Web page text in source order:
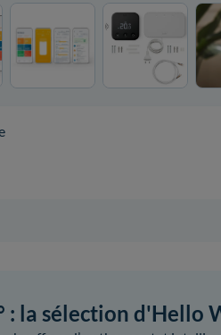
: la sélection d'Hello